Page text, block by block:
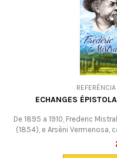
REFERÉNCIA
ECHANGES
De 1895 a 1910, Frederic
(1854), e Arsèni Vermenosa,
tenguèron de s’escriure
Es aquela correspondéncia